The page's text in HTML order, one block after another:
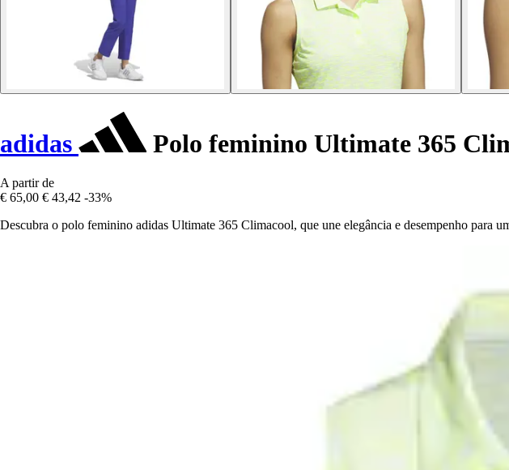
adidas Polo feminino Ultimate 365
A partir de
€ 65,00 € 43,42 -33%
Descubra o polo feminino adidas Ultimate 365 Climacool, que une elegância e desempenho para